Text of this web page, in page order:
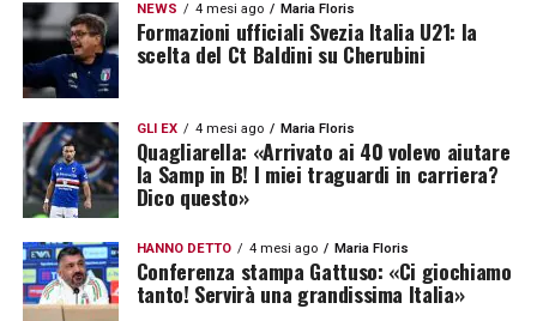
NEWS 4 mesi ago Maria Floris
Formazioni ufficiali Svezia Italia U21: la
scelta del Ct Baldini su Cherubini
GLI EX 4 mesi ago Maria Floris
Quagliarella: «Arrivato ai 40 volevo aiutare
la Samp in B! I miei traguardi in carriera?
Dico questo»
HANNO DETTO 4 mesi ago Maria Floris
Conferenza stampa Gattuso: «Ci giochiamo
tanto! Servirà una grandissima Italia»